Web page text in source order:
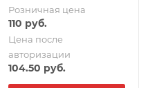
Розничная цена
110 руб.
Цена после
авторизации
104.50 руб.